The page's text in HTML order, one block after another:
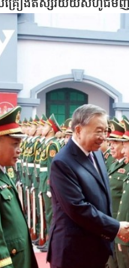
រឿងឥស្សរិយយសហូជីមិ